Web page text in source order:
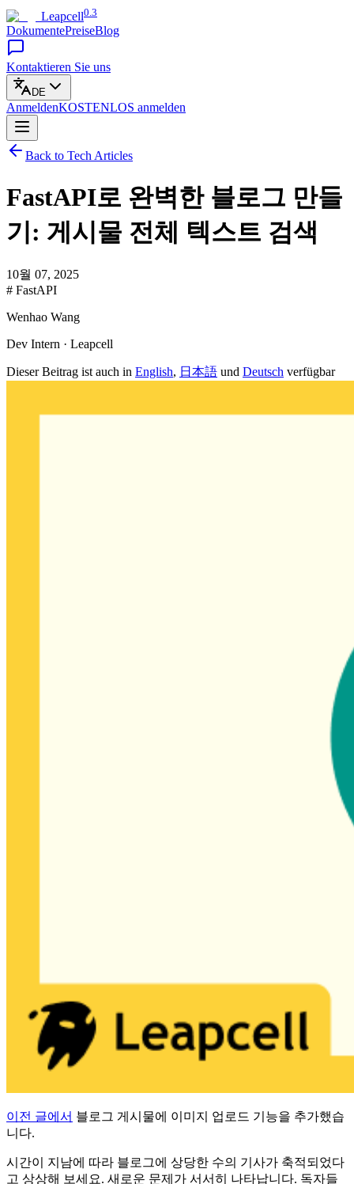
Leapcell0.3
DokumentePreiseBlog
Kontaktieren Sie uns
DE
AnmeldenKOSTENLOS anmelden
Back to Tech Articles
FastAPI로 완벽한 블로그 만들
기: 게시물 전체 텍스트 검색
10월 07, 2025
# FastAPI
Wenhao Wang
Dev Intern · Leapcell
Dieser Beitrag ist auch in English, 日本語 und Deutsch verfügbar
이전 글에서 블로그 게시물에 이미지 업로드 기능을 추가했습
니다.
시간이 지남에 따라 블로그에 상당한 수의 기사가 축적되었다
고 상상해 보세요. 새로운 문제가 서서히 나타납니다. 독자들